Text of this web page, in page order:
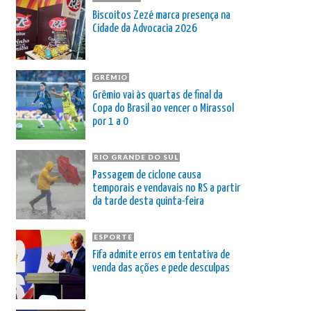
Biscoitos Zezé marca presença na
Cidade da Advocacia 2026
GRÊMIO
Grêmio vai às quartas de final da
Copa do Brasil ao vencer o Mirassol
por 1 a 0
RIO GRANDE DO SUL
Passagem de ciclone causa
temporais e vendavais no RS a partir
da tarde desta quinta-feira
ESPORTE
Fifa admite erros em tentativa de
venda das ações e pede desculpas